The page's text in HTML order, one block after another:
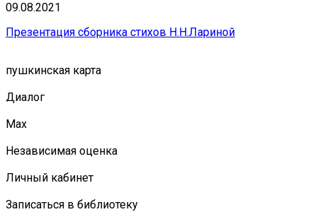
09.08.2021
Презентация сборника стихов Н.Н.Лариной
пушкинская карта
Диалог
Мах
Независимая оценка
Личный кабинет
Записаться в библиотеку